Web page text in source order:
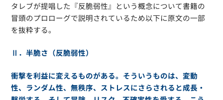
タレブが提唱した『反脆弱性』という概念について書籍の
冒頭のプロローグで説明されているため以下に原文の一部
を抜粋する。
Ⅱ．半脆さ（反脆弱性）
衝撃を利益に変えるものがある。そういうものは、変動
性、ランダム性、無秩序、ストレスにさらされると成長・